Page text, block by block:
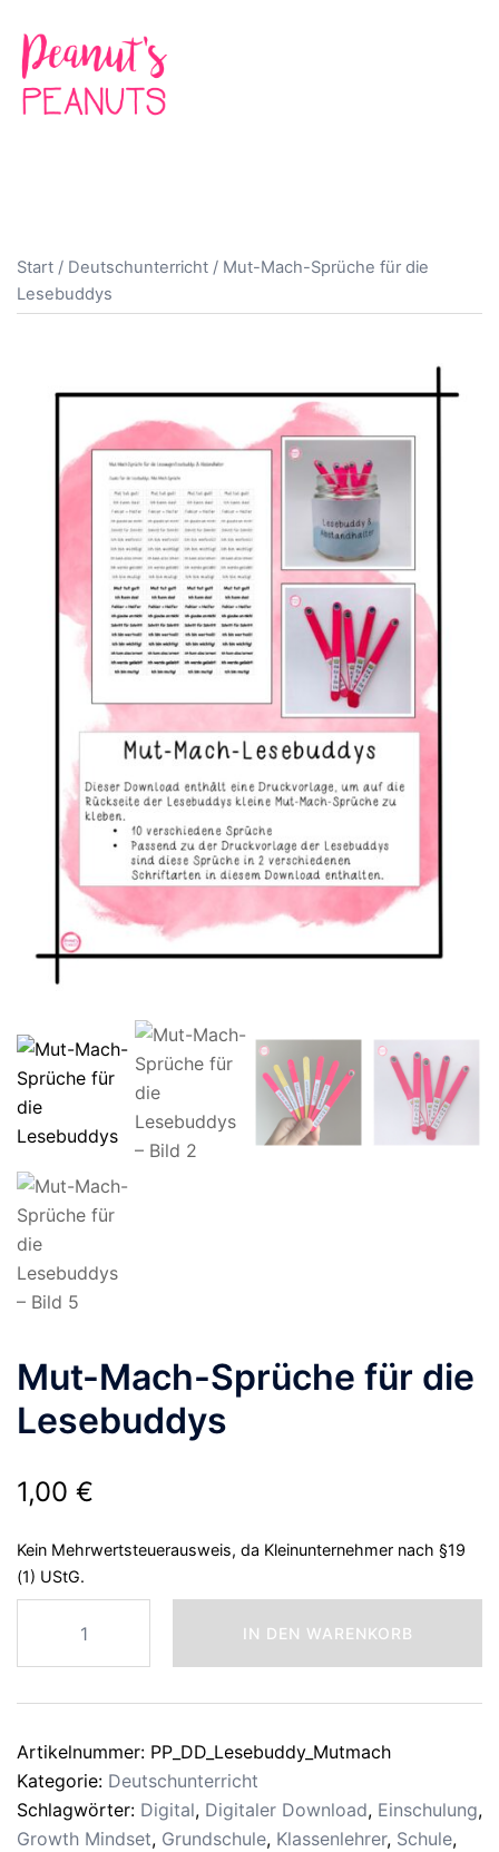
Inhalt
springen
Start / Deutschunterricht / Mut-Mach-Sprüche für die
Lesebuddys
Mut-Mach-Sprüche für die
Lesebuddys
1,00 €
Kein Mehrwertsteuerausweis, da Kleinunternehmer nach §19
(1) UStG.
Sprüche
für
Lesebuddys
Menge
IN DEN WARENKORB
Artikelnummer: PP_DD_Lesebuddy_Mutmach
Kategorie: Deutschunterricht
Schlagwörter: Digital, Digitaler Download, Einschulung,
Growth Mindset, Grundschule, Klassenlehrer, Schule,